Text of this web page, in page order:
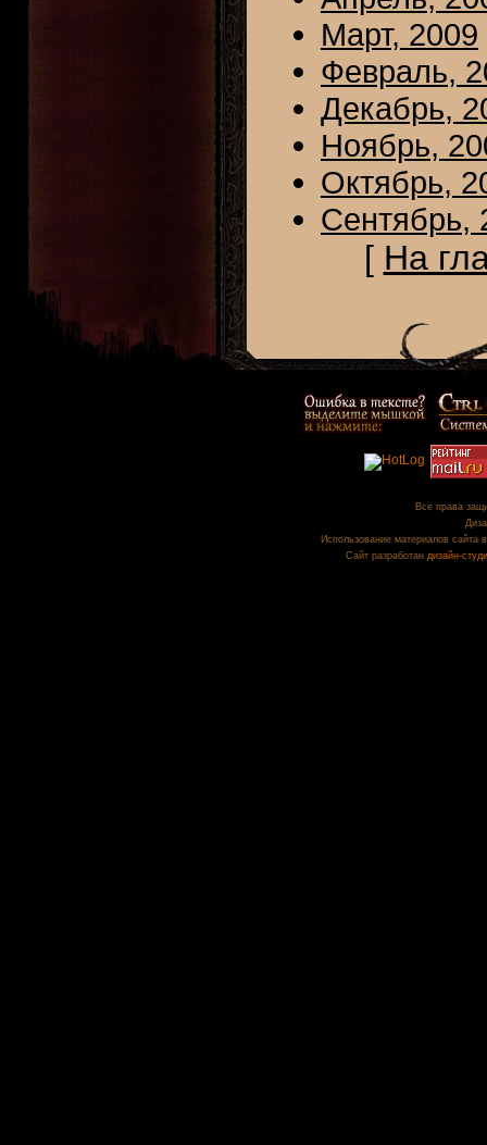
Март, 2009
Февраль,
Декабрь,
Ноябрь,
Октябрь,
Сентябрь,
[ На
Все права
Использование материалов сайта
Сайт разработан дизайн-